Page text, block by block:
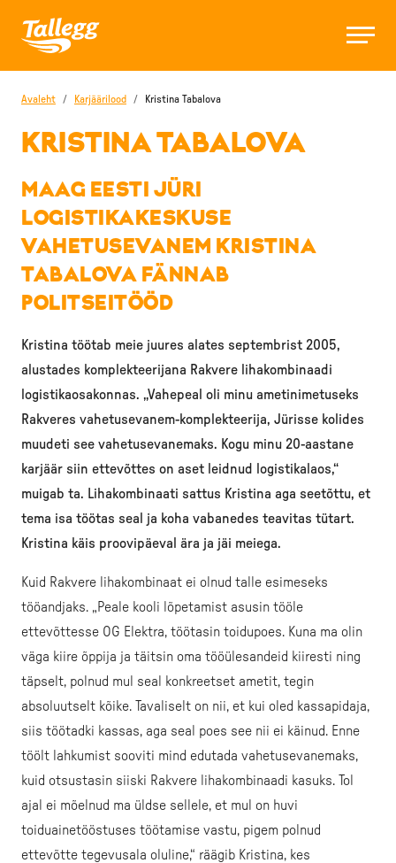
Avaleht / Karjäärilood / Kristina Tabalova
KRISTINA TABALOVA
MAAG EESTI JÜRI
LOGISTIKAKESKUSE
VAHETUSEVANEM KRISTINA
TABALOVA FÄNNAB
POLITSEITÖÖD
Kristina töötab meie juures alates septembrist 2005,
alustades komplekteerijana Rakvere lihakombinaadi
logistikaosakonnas. „Vahepeal oli minu ametinimetuseks
Rakveres vahetusevanem-komplekteerija, Jürisse kolides
muudeti see vahetusevanemaks. Kogu minu 20-aastane
karjäär siin ettevõttes on aset leidnud logistikalaos,“
muigab ta. Lihakombinaati sattus Kristina aga seetõttu, et
tema isa töötas seal ja koha vabanedes teavitas tütart.
Kristina käis proovipäeval ära ja jäi meiega.
Kuid Rakvere lihakombinaat ei olnud talle esimeseks
tööandjaks. „Peale kooli lõpetamist asusin tööle
ettevõttesse OG Elektra, töötasin toidupoes. Kuna ma olin
väga kiire õppija ja täitsin oma tööülesandeid kiiresti ning
täpselt, polnud mul seal konkreetset ametit, tegin
absoluutselt kõike. Tavaliselt on nii, et kui oled kassapidaja,
siis töötadki kassas, aga seal poes see nii ei käinud. Enne
töölt lahkumist sooviti mind edutada vahetusevanemaks,
kuid otsustasin siiski Rakvere lihakombinaadi kasuks. Tol
ajal ei mõelnud ma üldse sellele, et mul on huvi
toiduainetööstuses töötamise vastu, pigem polnud
ettevõtte tegevusala oluline,“ räägib Kristina, kes